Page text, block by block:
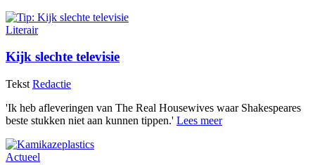
Literair
Kijk slechte televisie
Tekst Redactie
'Ik heb afleveringen van The Real Housewives waar Shakespeares
beste stukken niet aan kunnen tippen.' Lees meer
Actueel